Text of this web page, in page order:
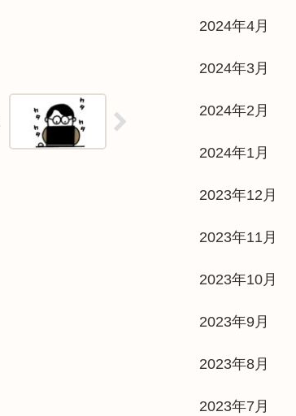
2024年4月
2024年3月
2024年2月
2024年1月
2023年12月
2023年11月
2023年10月
2023年9月
2023年8月
2023年7月